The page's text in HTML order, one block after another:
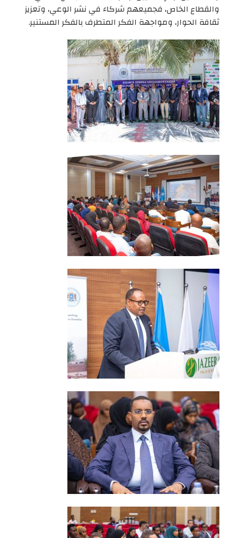
والقطاع الخاص، فجميعهم شركاء في نشر الوعي، وتعزيز
ثقافة الحوار، ومواجهة الفكر المتطرف بالفكر المستنير.